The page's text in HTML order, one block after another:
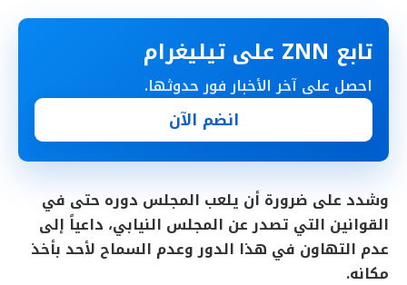
تابع ZNN على تيليغرام
احصل على آخر الأخبار فور حدوثها.
انضم الآن
وشدد على ضرورة أن يلعب المجلس دوره حتى في
القوانين التي تصدر عن المجلس النيابي، داعياً إلى
عدم التهاون في هذا الدور وعدم السماح لأحد بأخذ
مكانه.